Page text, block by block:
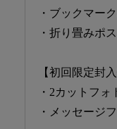
・ブックマー
・折り畳みポ
【初回限定封
・2カットフ
・メッセージ